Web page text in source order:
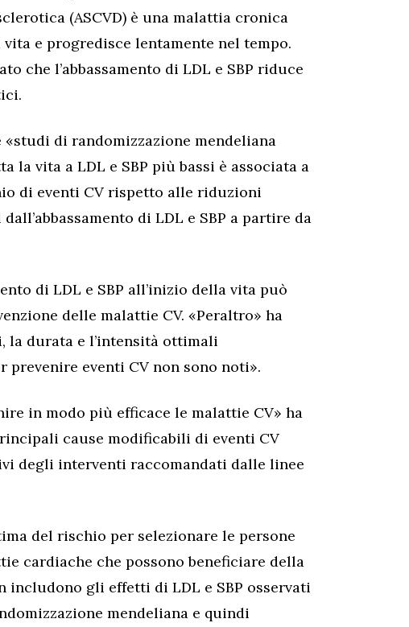
(ASCVD) è una malattia cronica
e progredisce lentamente nel tempo.
che l’abbassamento di LDL e SBP riduce
di randomizzazione mendeliana
la vita a LDL e SBP più bassi è associata a
di eventi CV rispetto alle riduzioni
di LDL e SBP a partire da
di LDL e SBP all’inizio della vita può
delle malattie CV. «Peraltro» ha
durata e l’intensità ottimali
prevenire eventi CV non sono noti».
in modo più efficace le malattie CV» ha
cause modificabili di eventi CV
degli interventi raccomandati dalle linee
del rischio per selezionare le persone
cardiache che possono beneficiare della
gli effetti di LDL e SBP osservati
mendeliana e quindi